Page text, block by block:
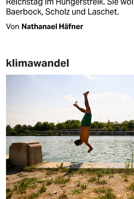
Baerbock, Scholz und Laschet.
Von Nathanael Häfner
klimawandel